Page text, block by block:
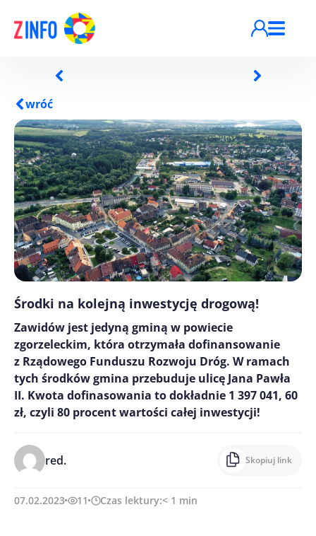
wróć
Środki na kolejną inwestycję drogową!
Zawidów jest jedyną gminą w powiecie
zgorzeleckim, która otrzymała dofinansowanie
z Rządowego Funduszu Rozwoju Dróg. W ramach
tych środków gmina przebuduje ulicę Jana Pawła
II. Kwota dofinasowania to dokładnie 1 397 041, 60
zł, czyli 80 procent wartości całej inwestycji!
red. Skopiuj link
07.02.2023 11 Czas lektury:< 1 min